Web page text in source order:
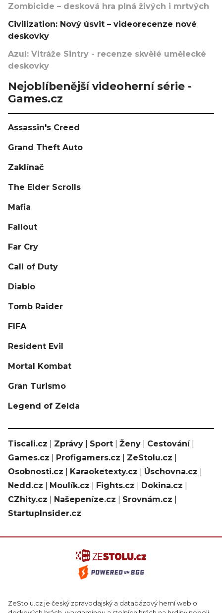
Zombicide – desková hra plná živých i mrtvých
Civilization: Nový úsvit – videorecenze nové
deskovky
Azul: Vitráže Sintry - recenze skvělé umělecké
deskovky
Nejoblíbenější videoherní série -
Games.cz
Assassin's Creed
Grand Theft Auto
Zaklínač
The Elder Scrolls
Mafia
Fallout
Far Cry
Call of Duty
Diablo
Tomb Raider
FIFA
Resident Evil
Mortal Kombat
Gran Turismo
Legend of Zelda
Tiscali.cz Zprávy Sport Ženy Cestování|
Games.cz
Profigamers.cz ZeStolu.cz
Osobnosti.cz
Karaoketexty.cz Úschovna.cz
Nedd.cz
Moulík.cz Fights.cz Dokina.cz
CZhity.cz
Našepeníze.cz Srovnám.cz
StartupInsider.cz
ZeStolu.cz je český zpravodajský a databázový herní web o